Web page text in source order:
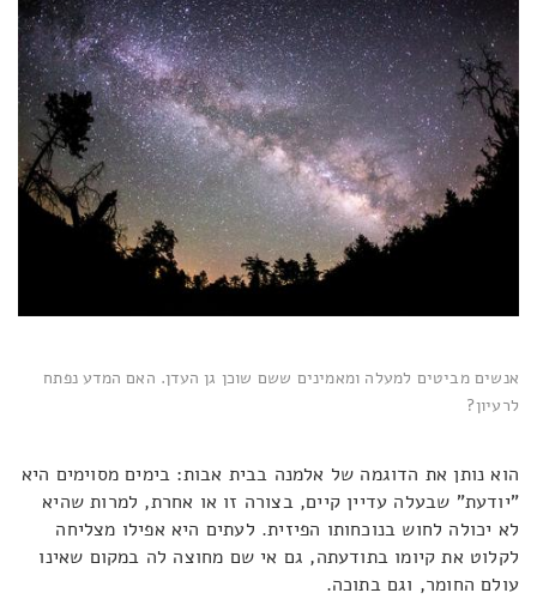
אנשים מביטים למעלה ומאמינים ששם שוכן גן העדן. האם המדע נפתח
לרעיון?
הוא נותן את הדוגמה של אלמנה בבית אבות: בימים מסוימים היא
"יודעת" שבעלה עדיין קיים, בצורה זו או אחרת, למרות שהיא
לא יכולה לחוש בנוכחותו הפיזית. לעתים היא אפילו מצליחה
לקלוט את קיומו בתודעתה, גם אי שם מחוצה לה במקום שאינו
עולם החומר, וגם בתוכה.